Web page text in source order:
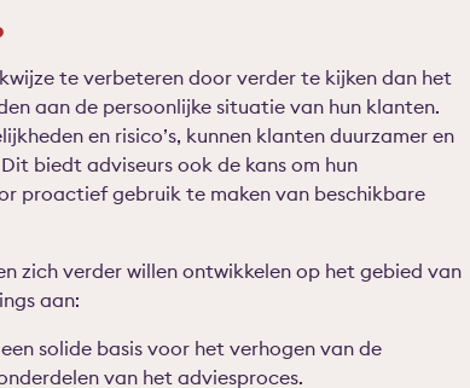
te verbeteren door verder te kijken dan het
aan de persoonlijke situatie van hun klanten.
en risico’s, kunnen klanten duurzamer en
biedt adviseurs ook de kans om hun
proactief gebruik te maken van beschikbare
zich verder willen ontwikkelen op het gebied van
aan:
solide basis voor het verhogen van de
van het adviesproces.